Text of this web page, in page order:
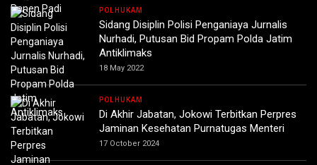
POLHUKAM
Sidang Disiplin Polisi Penganiaya Jurnalis
Nurhadi, Putusan Bid Propam Polda Jatim
Antiklimaks
18 May 2022
POLHUKAM
Di Akhir Jabatan, Jokowi Terbitkan Perpres
Jaminan Kesehatan Purnatugas Menteri
17 October 2024